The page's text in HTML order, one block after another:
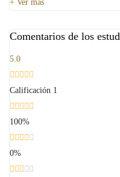
Ver más
Comentarios de los
5.0
Calificación 1
100%
0%